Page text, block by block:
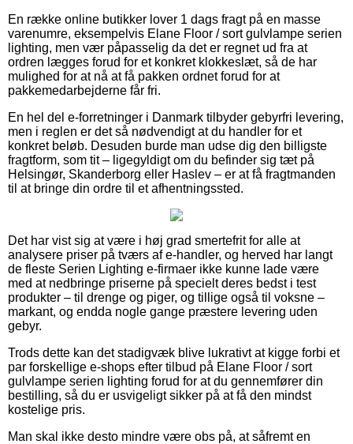
En række online butikker lover 1 dags fragt på en masse
varenumre, eksempelvis Elane Floor / sort gulvlampe serien
lighting, men vær påpasselig da det er regnet ud fra at
ordren lægges forud for et konkret klokkeslæt, så de har
mulighed for at nå at få pakken ordnet forud for at
pakkemedarbejderne får fri.
En hel del e-forretninger i Danmark tilbyder gebyrfri levering,
men i reglen er det så nødvendigt at du handler for et
konkret beløb. Desuden burde man udse dig den billigste
fragtform, som tit – ligegyldigt om du befinder sig tæt på
Helsingør, Skanderborg eller Haslev – er at få fragtmanden
til at bringe din ordre til et afhentningssted.
Det har vist sig at være i høj grad smertefrit for alle at
analysere priser på tværs af e-handler, og herved har langt
de fleste Serien Lighting e-firmaer ikke kunne lade være
med at nedbringe priserne på specielt deres bedst i test
produkter – til drenge og piger, og tillige også til voksne –
markant, og endda nogle gange præstere levering uden
gebyr.
Trods dette kan det stadigvæk blive lukrativt at kigge forbi et
par forskellige e-shops efter tilbud på Elane Floor / sort
gulvlampe serien lighting forud for at du gennemfører din
bestilling, så du er usvigeligt sikker på at få den mindst
kostelige pris.
Man skal ikke desto mindre være obs på, at såfremt en